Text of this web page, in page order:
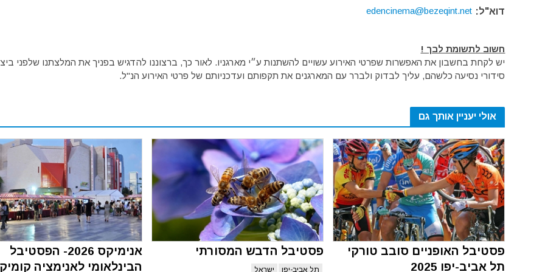
דוא"ל: edencinema@bezeqint.net
חשוב לתשומת לבך !
יש לקחת בחשבון את האפשרות שפרטי האירוע עשויים להשתנות ע״י מארגניו. לאור כך, ברצוננו להדגיש בפניך את המלצתנו שלפני
סידורי נסיעה כלשהם, עליך לבדוק ולברר עם המארגנים את תקפותם ועדכניותם של פרטי האירוע הנ"ל.
אולי יעניין אותך גם
פסטיבל האופניים סובב טורקי
תל אביב-יפו 2025
פסטיבל הדבש המסורתי
תל אביב-יפו ישראל
אנימיקס 2026- הפסטיבל
הבינלאומי לאנימציה